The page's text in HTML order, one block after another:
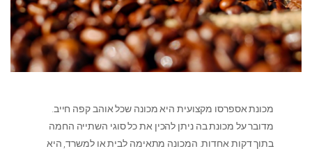
מכונת אספרסו מקצועית היא מכונה שכל אוהב קפה חייב.
מדובר על מכונת בה ניתן להכין את כל סוגי השתייה החמה
בתוך דקות אחדות. המכונה מתאימה לבית או למשרד, היא